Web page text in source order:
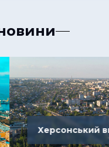
Херсонський